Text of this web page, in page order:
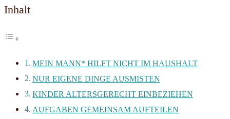
Inhalt
MEIN MANN* HILFT NICHT IM HAUSHALT
NUR EIGENE DINGE AUSMISTEN
KINDER ALTERSGERECHT EINBEZIEHEN
AUFGABEN GEMEINSAM AUFTEILEN